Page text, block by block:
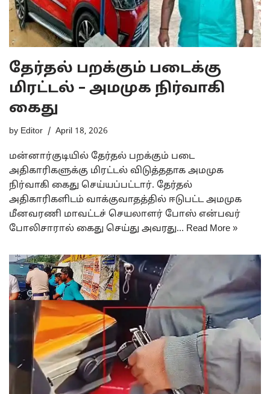
தேர்தல் பறக்கும் படைக்கு
மிரட்டல் – அமமுக நிர்வாகி
கைது
by Editor April 18, 2026
மன்னார்குடியில் தேர்தல் பறக்கும் படை
அதிகாரிகளுக்கு மிரட்டல் விடுத்ததாக அமமுக
நிர்வாகி கைது செய்யப்பட்டார். தேர்தல்
அதிகாரிகளிடம் வாக்குவாதத்தில் ஈடுபட்ட அமமுக
மீனவரணி மாவட்டச் செயலாளர் போஸ் என்பவர்
போலிசாரால் கைது செய்து அவரது… Read More »